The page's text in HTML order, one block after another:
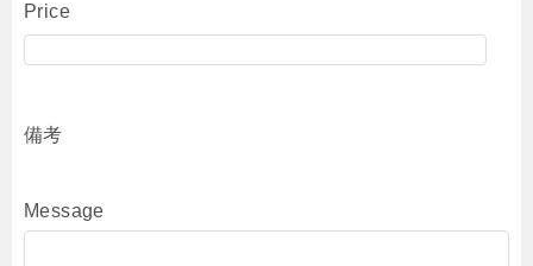
Price
備考
Message